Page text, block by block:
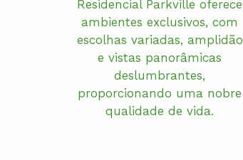
Residencial Parkville oferece
ambientes exclusivos, com
escolhas variadas, amplidão
e vistas panorâmicas
deslumbrantes,
proporcionando uma nobre
qualidade de vida.